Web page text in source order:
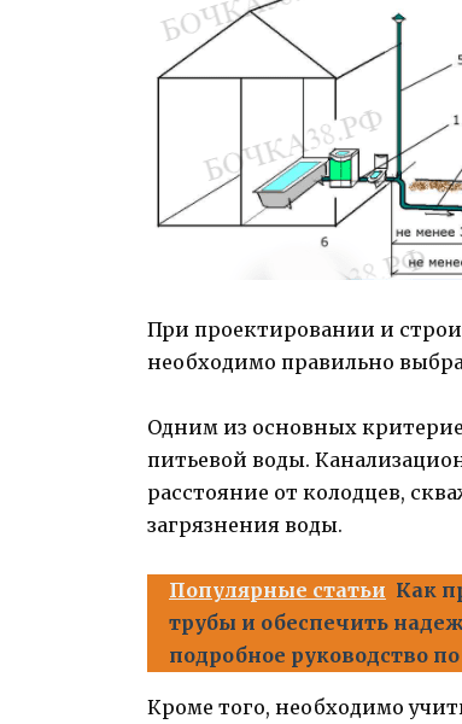
При проектировании и
необходимо правильно
Одним из основных
питьевой воды.
расстояние от колодцев,
загрязнения воды.
Популярные статьи Как
трубы и обеспечить
подробное руководство
Кроме того, необходимо